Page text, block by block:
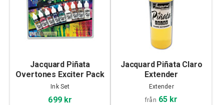
Jacquard Piñata
Overtones Exciter Pack
Ink Set
699 kr
Jacquard Piñata Claro
Extender
Extender
från 65 kr